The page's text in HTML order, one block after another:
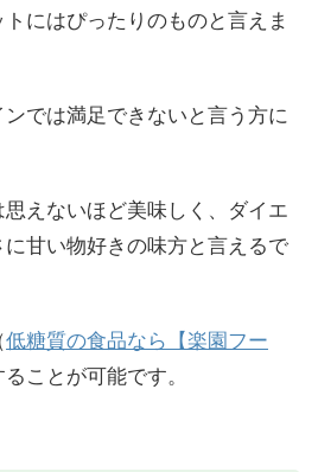
にはぴったりのものと言えま
では満足できないと言う方に
えないほど美味しく、ダイエ
甘い物好きの味方と言えるで
低糖質の食品なら【楽園フー
ことが可能です。